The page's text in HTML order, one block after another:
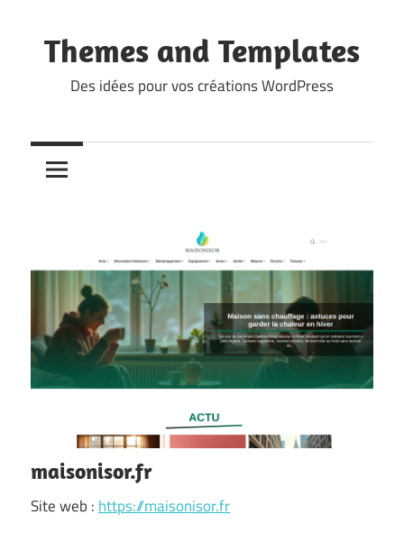
content
Themes and Templates
Des idées pour vos créations WordPress
maisonisor.fr
Site web : https://maisonisor.fr